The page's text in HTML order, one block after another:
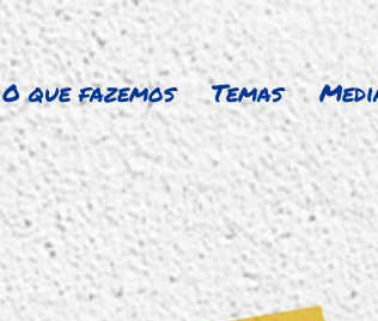
O que fazemos Temas